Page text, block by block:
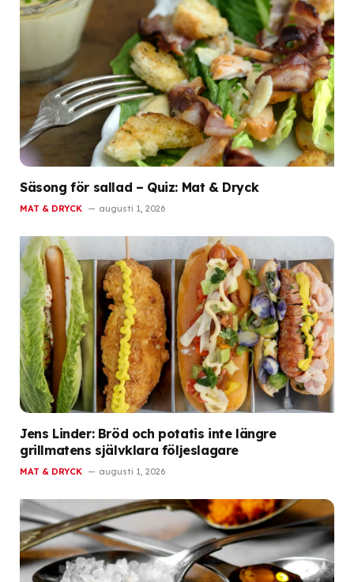
Säsong för sallad – Quiz: Mat & Dryck
MAT & DRYCK augusti 1, 2026
Jens Linder: Bröd och potatis inte längre
grillmatens självklara följeslagare
MAT & DRYCK augusti 1, 2026